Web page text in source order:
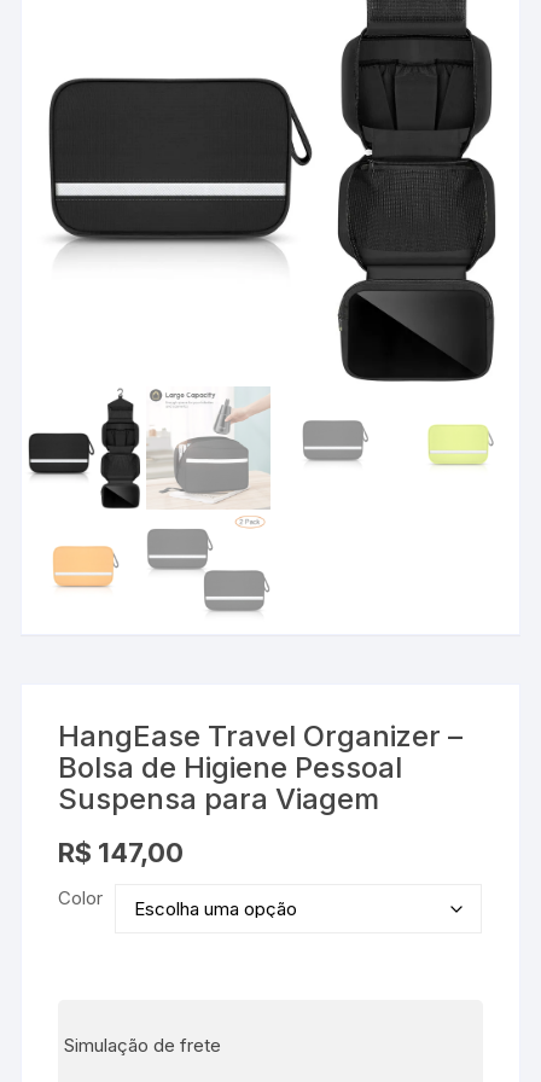
HangEase Travel Organizer –
Bolsa de Higiene Pessoal
Suspensa para Viagem
R$ 147,00
Color
Simulação de frete